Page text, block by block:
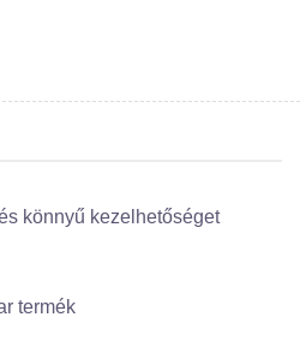
könnyű kezelhetőséget
termék